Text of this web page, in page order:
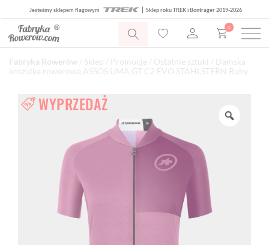
Jesteśmy sklepem flagowym Sklep roku TREK i Bontrager 2019-2026
0
Fabryka Rowerów Sklep Promocje Ostatnie sztuki
/ Damska
koszulka rowerowa ASSOS UMA GT C2 EVO STAHLSTERN Ruby
WYPRZEDAŻ